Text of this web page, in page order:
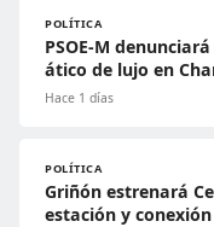
POLÍTICA
PSOE-M
ático de lujo en
Hace 1 días
POLÍTICA
Griñón estrenará
estación y